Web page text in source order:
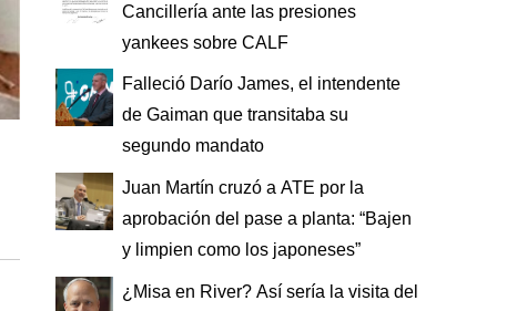
Cancillería ante las presiones
yankees sobre CALF
Falleció Darío James, el intendente
de Gaiman que transitaba su
segundo mandato
Juan Martín cruzó a ATE por la
aprobación del pase a planta: “Bajen
y limpien como los japoneses”
¿Misa en River? Así sería la visita del